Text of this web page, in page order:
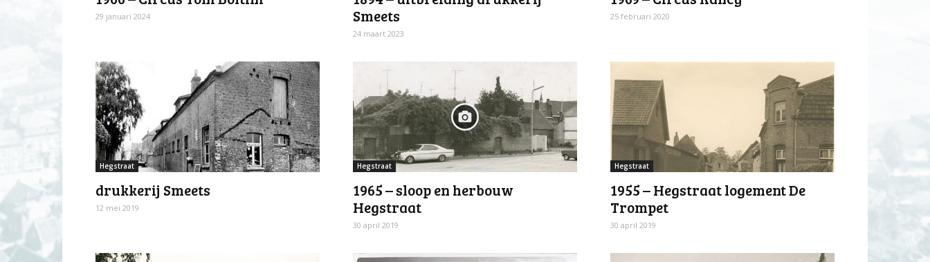
29 januari 2024
Smeets
24 maart 2023
25 februari 2020
Hegstraat
drukkerij Smeets
12 mei 2019
Hegstraat
1965 – sloop en herbouw
Hegstraat
30 april 2019
Hegstraat
1955 – Hegstraat logement De
Trompet
30 april 2019